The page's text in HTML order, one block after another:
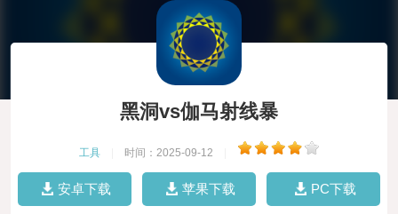
黑洞vs伽马射线暴
工具 时间：2025-09-12
安卓下载 苹果下载 PC下载